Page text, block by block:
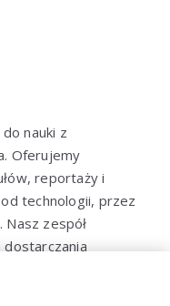
nauki z
Oferujemy
reportaży i
technologii, przez
zespół
wykorzystać